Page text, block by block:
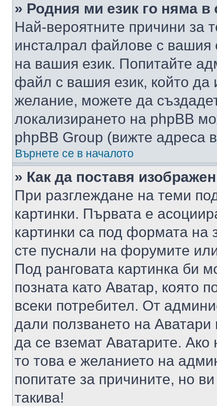
» Родния ми език го няма в
Най-вероятните причини за
инсталрал файлове с вашия
на вашия език. Попитайте
файл с вашия език, който да
желание, можете да
локализирането на phpBB
phpBB Group (вижте адреса
Върнете се в началото
» Как да поставя
При разглеждане на теми
картинки. Първата е
картинки са под формата на
сте пуснали на форумите
Под ранговата картинка би
позната като Аватар, която
всеки потребител. От
дали ползването на
да се вземат Аватарите.
то това е желанието на
попитате за причините, но
такива!